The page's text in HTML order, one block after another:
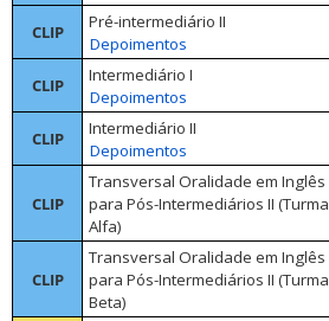
CLIP
Pré-intermediário II
Depoimentos
CLIP
Intermediário I
Depoimentos
CLIP
Intermediário II
Depoimentos
CLIP
Transversal Oralidade em Inglês
para Pós-Intermediários II (Turma
Alfa)
CLIP
Transversal Oralidade em Inglês
para Pós-Intermediários II (Turma
Beta)